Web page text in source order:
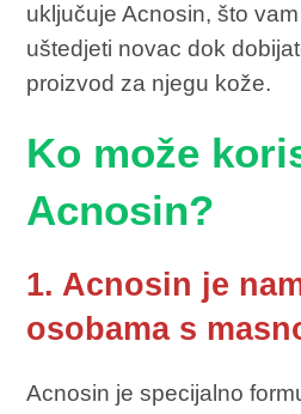
uključuje Acnosin, što
uštedjeti novac dok
proizvod za njegu kože.
Ko može
Acnosin?
1. Acnosin je
osobama s
Acnosin je specijalno